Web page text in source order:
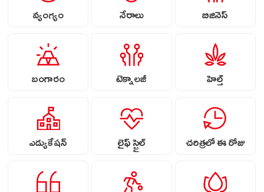
వ్యంగ్యం నేరాలు బిజినెస్
బంగారం టెక్నాలజీ హెల్త్
ఎడ్యుకేషన్ లైఫ్ స్టైల్ చరిత్రలో ఈ రోజు